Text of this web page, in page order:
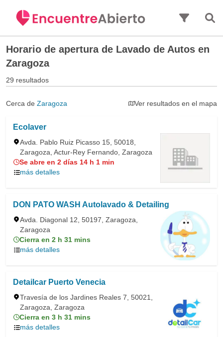
Horario de apertura de Lavado de Autos en
Zaragoza
29 resultados
Cerca de Zaragoza Ver resultados en el mapa
Ecolaver
Avda. Pablo Ruiz Picasso 15, 50018,
Zaragoza, Actur-Rey Fernando, Zaragoza
Se abre en 2 días 14 h 1 min
más detalles
DON PATO WASH Autolavado & Detailing
Avda. Diagonal 12, 50197, Zaragoza,
Zaragoza
Cierra en 2 h 31 mins
más detalles
Detailcar Puerto Venecia
Travesía de los Jardines Reales 7, 50021,
Zaragoza, Zaragoza
Cierra en 3 h 31 mins
más detalles